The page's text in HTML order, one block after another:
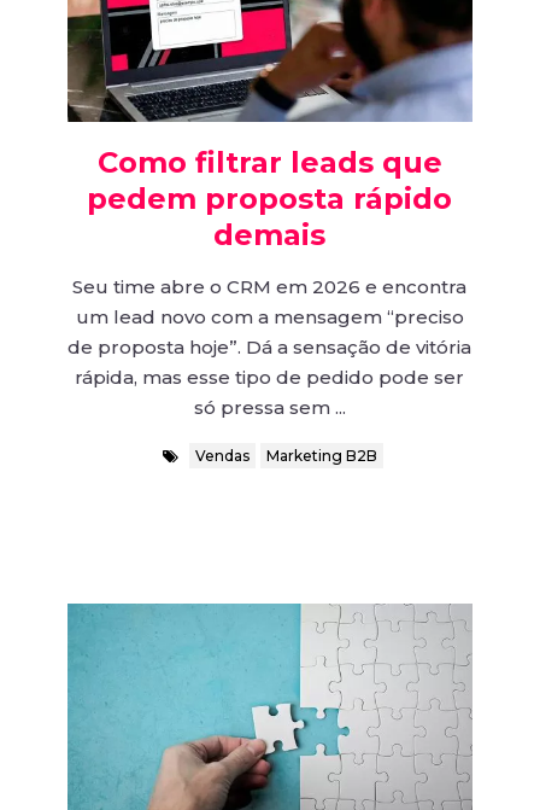
Como filtrar leads que
pedem proposta rápido
demais
Seu time abre o CRM em 2026 e encontra
um lead novo com a mensagem “preciso
de proposta hoje”. Dá a sensação de vitória
rápida, mas esse tipo de pedido pode ser
só pressa sem ...
Vendas Marketing B2B